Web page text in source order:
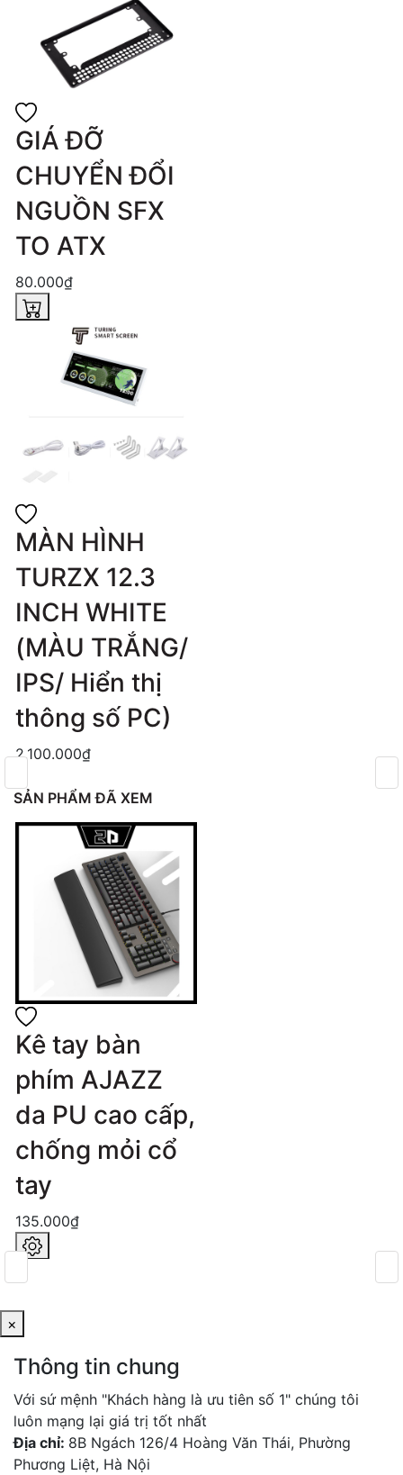
GIÁ ĐỠ
CHUYỂN ĐỔI
NGUỒN SFX
TO ATX
80.000₫
MÀN HÌNH
TURZX 12.3
INCH WHITE
(MÀU TRẮNG/
IPS/ Hiển thị
thông số PC)
2.100.000₫
SẢN PHẨM ĐÃ XEM
Kê tay bàn
phím AJAZZ
da PU cao cấp,
chống mỏi cổ
tay
135.000₫
×
Thông tin chung
Với sứ mệnh "Khách hàng là ưu tiên số 1" chúng tôi
luôn mạng lại giá trị tốt nhất
Địa chỉ: 8B Ngách 126/4 Hoàng Văn Thái, Phường
Phương Liệt, Hà Nội